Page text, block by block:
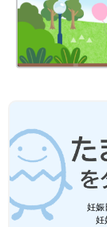
妊娠
妊